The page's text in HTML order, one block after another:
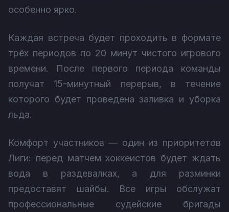
особенно ярко.
Каждая встреча будет проходить в формате
трёх периодов по 20 минут чистого игрового
времени. После первого периода команды
получат 15-минутный перерыв, в течение
которого будет проведена заливка и уборка
льда.
Комфорт участников — один из приоритетов
Лиги: перед матчем хоккеистов будет ждать
вода в раздевалках, а для разминки
предоставят шайбы. Все игры обслужат
профессиональные судейские бригады